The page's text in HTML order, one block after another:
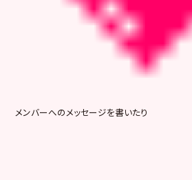
メンバーへのメッセージを書いたり